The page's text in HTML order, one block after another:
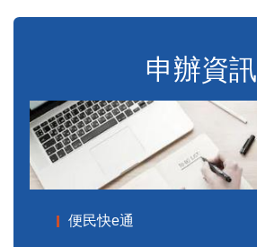
申辦資訊
便民快e通